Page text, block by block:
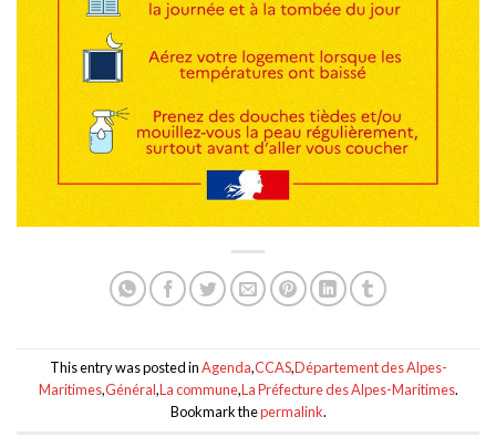
This entry was posted inAgenda,CCAS,Département des Alpes-
Maritimes,Général,La commune,La Préfecture des Alpes-Maritimes.
Bookmark thepermalink.